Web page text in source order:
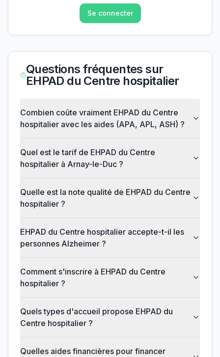
Se connecter
Questions fréquentes sur
EHPAD du Centre hospitalier
Combien coûte vraiment EHPAD du Centre
hospitalier avec les aides (APA, APL, ASH) ?
Quel est le tarif de EHPAD du Centre
hospitalier à Arnay-le-Duc ?
Quelle est la note qualité de EHPAD du Centre
hospitalier ?
EHPAD du Centre hospitalier accepte-t-il les
personnes Alzheimer ?
Comment s'inscrire à EHPAD du Centre
hospitalier ?
Quels types d'accueil propose EHPAD du
Centre hospitalier ?
Quelles aides financières pour financer